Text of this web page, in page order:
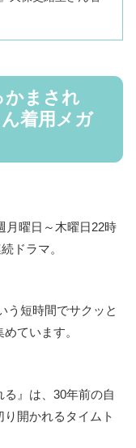
かまされ
着用メガ
月曜日～木曜日22時
ドラマ。
う短時間でサクッと
ています。
』は、30年前の自
開かれるタイムト